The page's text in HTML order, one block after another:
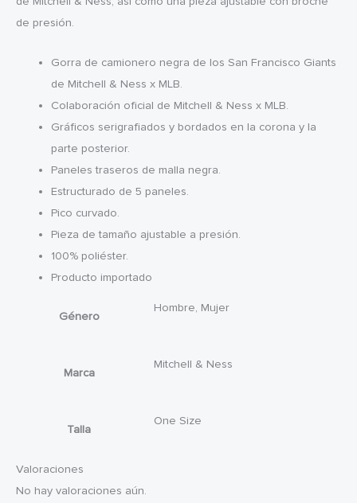
de presión.
Gorra de camionero negra de los San Francisco Giants
de Mitchell & Ness x MLB.
Colaboración oficial de Mitchell & Ness x MLB.
Gráficos serigrafiados y bordados en la corona y la
parte posterior.
Paneles traseros de malla negra.
Estructurado de 5 paneles.
Pico curvado.
Pieza de tamaño ajustable a presión.
100% poliéster.
Producto importado
Género
Hombre, Mujer
Marca
Mitchell & Ness
Talla
One Size
Valoraciones
No hay valoraciones aún.